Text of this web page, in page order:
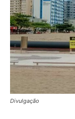
Divulgação